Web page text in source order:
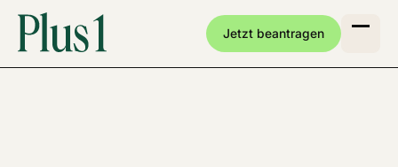
Jetzt beantragen